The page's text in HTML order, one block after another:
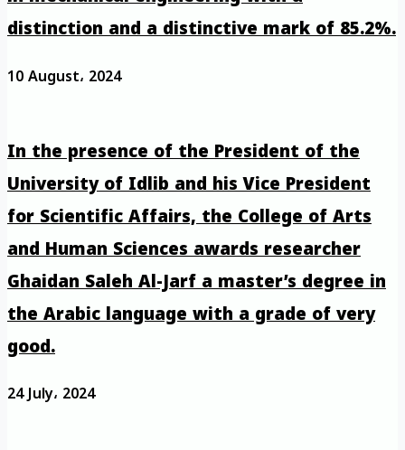
distinction and a distinctive mark of 85.2%.
10 August، 2024
In the presence of the President of the
University of Idlib and his Vice President
for Scientific Affairs, the College of Arts
and Human Sciences awards researcher
Ghaidan Saleh Al-Jarf a master’s degree in
the Arabic language with a grade of very
good.
24 July، 2024